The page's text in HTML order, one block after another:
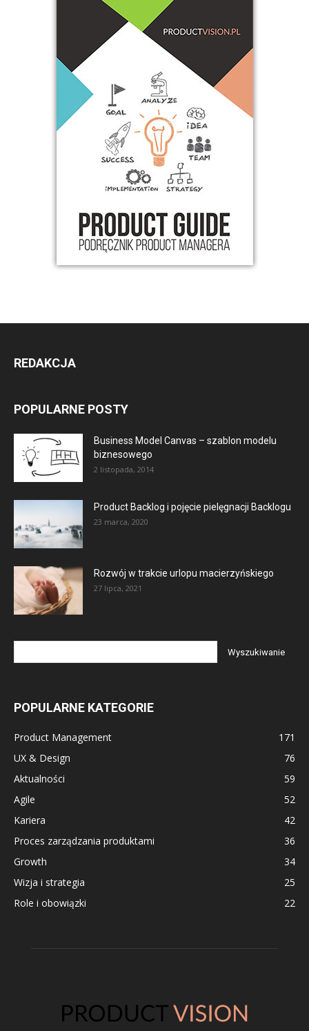
REDAKCJA
POPULARNE POSTY
Business Model Canvas – szablon modelu
biznesowego
2 listopada, 2014
Product Backlog i pojęcie pielęgnacji Backlogu
23 marca, 2020
Rozwój w trakcie urlopu macierzyńskiego
27 lipca, 2021
POPULARNE KATEGORIE
Product Management
171
UX & Design
76
Aktualności
59
Agile
52
Kariera
42
Proces zarządzania produktami
36
Growth
34
Wizja i strategia
25
Role i obowiązki
22